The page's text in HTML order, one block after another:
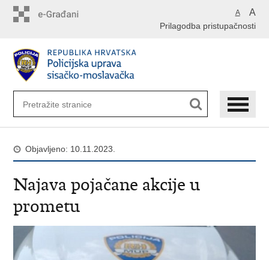
A A
Prilagodba pristupačnosti
Objavljeno: 10.11.2023.
Najava pojačane akcije u
prometu